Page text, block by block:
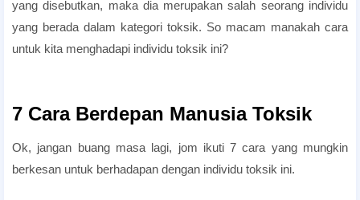
yang disebutkan, maka dia merupakan salah seorang individu
yang berada dalam kategori toksik. So macam manakah cara
untuk kita menghadapi individu toksik ini?
7 Cara Berdepan Manusia Toksik
Ok, jangan buang masa lagi, jom ikuti 7 cara yang mungkin
berkesan untuk berhadapan dengan individu toksik ini.